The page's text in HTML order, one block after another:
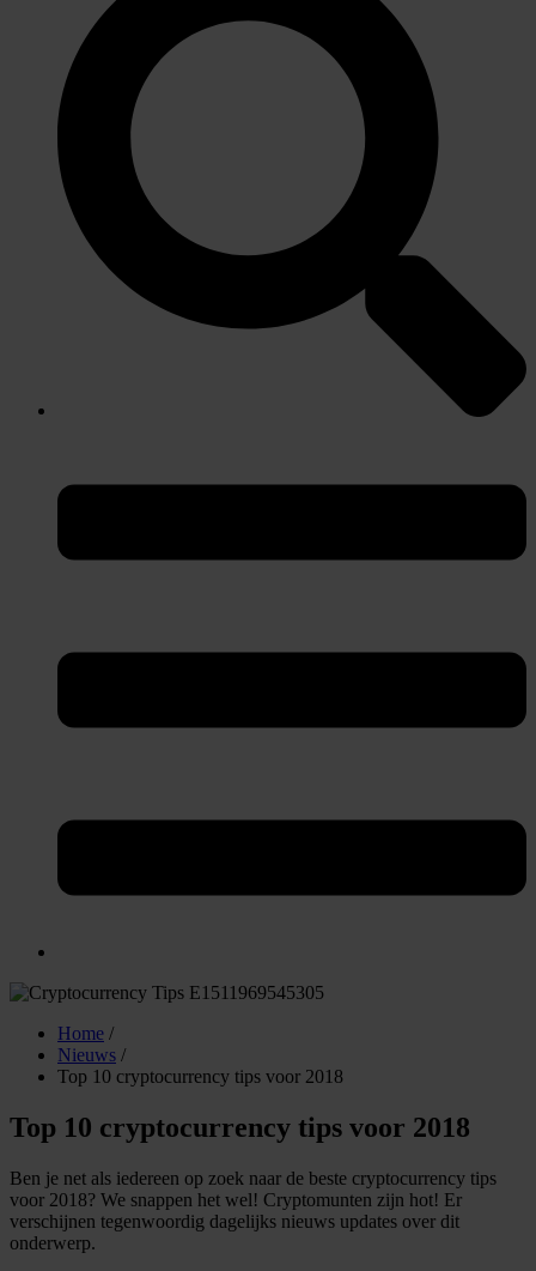
Home /
Nieuws /
Top 10 cryptocurrency tips voor 2018
Top 10 cryptocurrency tips voor 2018
Ben je net als iedereen op zoek naar de beste cryptocurrency tips
voor 2018? We snappen het wel! Cryptomunten zijn hot! Er
verschijnen tegenwoordig dagelijks nieuws updates over dit
onderwerp.